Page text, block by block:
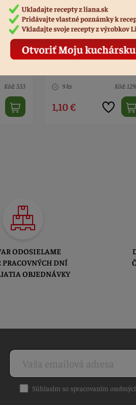
Kód: 12939
Vykrajovačka koník
> 10 Kód:
1,10 €
ODOSIELAME
PRACOVNÝCH DNÍ
OBJEDNÁVKY
Súhlasím so spracovaním